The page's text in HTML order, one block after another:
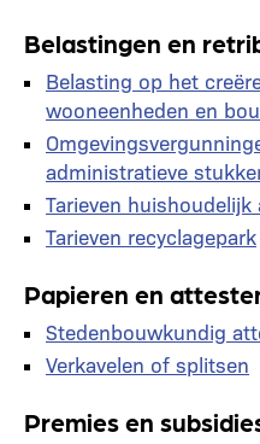
Belastingen en
Belasting op het
wooneenheden en
administratieve
Tarieven huishoudelijk
Tarieven recyclagepark
Papieren en
Stedenbouwkundig
Verkavelen of splitsen
Premies en